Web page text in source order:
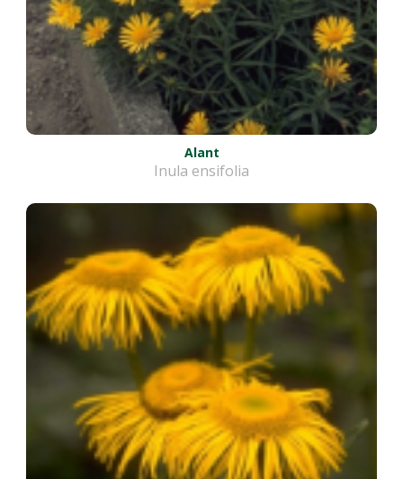
Alant
Inula ensifolia